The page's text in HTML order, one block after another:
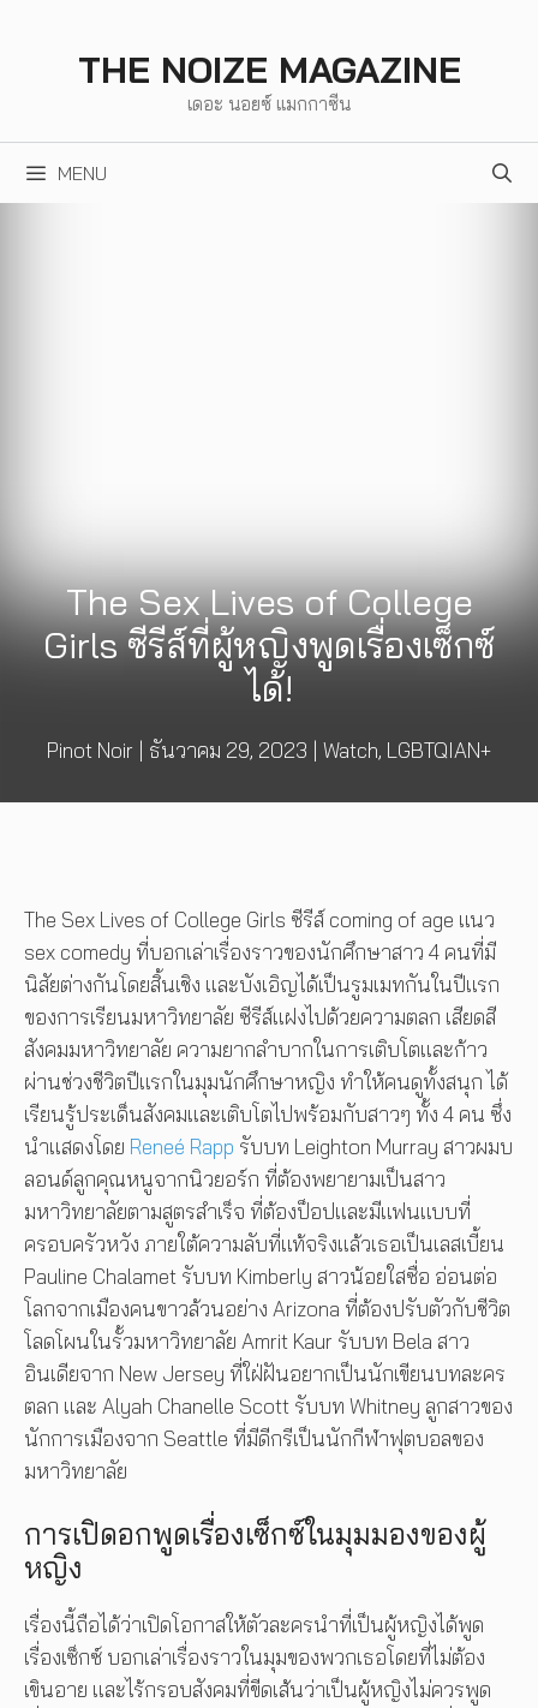
THE NOIZE MAGAZINE
เดอะ นอยซ์ แมกกาซีน
MENU
The Sex Lives of College
Girls ซีรีส์ที่ผู้หญิงพูดเรื่องเซ็กซ์
ได้!
Pinot Noir | ธันวาคม 29, 2023 | Watch, LGBTQIAN+
The Sex Lives of College Girls ซีรีส์ coming of age แนว
sex comedy ที่บอกเล่าเรื่องราวของนักศึกษาสาว 4 คนที่มี
นิสัยต่างกันโดยสิ้นเชิง และบังเอิญได้เป็นรูมเมทกันในปีแรก
ของการเรียนมหาวิทยาลัย ซีรีส์แฝงไปด้วยความตลก เสียดสี
สังคมมหาวิทยาลัย ความยากลำบากในการเติบโตและก้าว
ผ่านช่วงชีวิตปีแรกในมุมนักศึกษาหญิง ทำให้คนดูทั้งสนุก ได้
เรียนรู้ประเด็นสังคมและเติบโตไปพร้อมกับสาวๆ ทั้ง 4 คน ซึ่ง
นำแสดงโดย Reneé Rapp รับบท Leighton Murray สาวผมบ
ลอนด์ลูกคุณหนูจากนิวยอร์ก ที่ต้องพยายามเป็นสาว
มหาวิทยาลัยตามสูตรสำเร็จ ที่ต้องป็อปและมีแฟนแบบที่
ครอบครัวหวัง ภายใต้ความลับที่แท้จริงแล้วเธอเป็นเลสเบี้ยน
Pauline Chalamet รับบท Kimberly สาวน้อยใสซื่อ อ่อนต่อ
โลกจากเมืองคนขาวล้วนอย่าง Arizona ที่ต้องปรับตัวกับชีวิต
โลดโผนในรั้วมหาวิทยาลัย Amrit Kaur รับบท Bela สาว
อินเดียจาก New Jersey ที่ใฝ่ฝันอยากเป็นนักเขียนบทละคร
ตลก และ Alyah Chanelle Scott รับบท Whitney ลูกสาวของ
นักการเมืองจาก Seattle ที่มีดีกรีเป็นนักกีฬาฟุตบอลของ
มหาวิทยาลัย
การเปิดอกพูดเรื่องเซ็กซ์ในมุมมองของผู้
หญิง
เรื่องนี้ถือได้ว่าเปิดโอกาสให้ตัวละครนำที่เป็นผู้หญิงได้พูด
เรื่องเซ็กซ์ บอกเล่าเรื่องราวในมุมของพวกเธอโดยที่ไม่ต้อง
เขินอาย และไร้กรอบสังคมที่ขีดเส้นว่าเป็นผู้หญิงไม่ควรพูด